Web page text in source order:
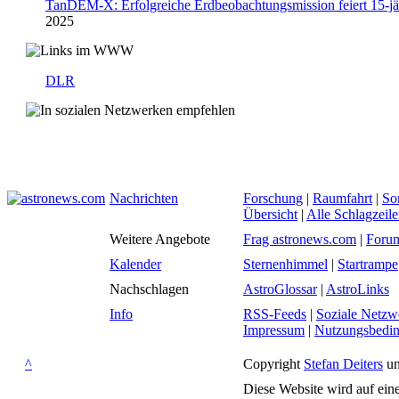
TanDEM-X: Erfolgreiche Erdbeobachtungsmission feiert 15-
2025
DLR
Nachrichten Forschung | Raumfahrt |
Übersicht | Alle
Weitere Angebote
Frag astronews.com |
Kalender
Sternenhimmel | Startrampe
Nachschlagen
AstroGlossar| AstroLinks
Info
RSS-Feeds | Soziale
Impressum |
^ Copyright Stefan Deiters
Diese Website wird auf